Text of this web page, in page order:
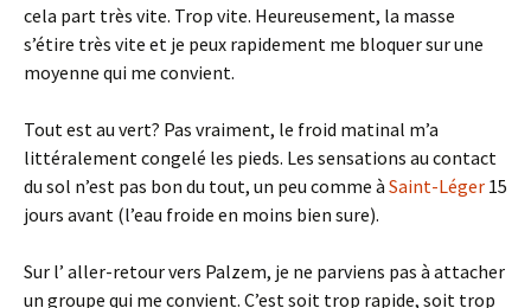
cela part très vite. Trop vite. Heureusement, la masse
s’étire très vite et je peux rapidement me bloquer sur une
moyenne qui me convient.
Tout est au vert? Pas vraiment, le froid matinal m’a
littéralement congelé les pieds. Les sensations au contact
du sol n’est pas bon du tout, un peu comme à Saint-Léger 15
jours avant (l’eau froide en moins bien sure).
Sur l’ aller-retour vers Palzem, je ne parviens pas à attacher
un groupe qui me convient. C’est soit trop rapide, soit trop